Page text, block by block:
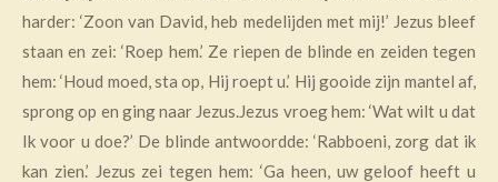
harder: ‘Zoon van David, heb medelijden met mij!’ Jezus bleef
staan en zei: ‘Roep hem.’ Ze riepen de blinde en zeiden tegen
hem: ‘Houd moed, sta op, Hij roept u.’ Hij gooide zijn mantel af,
sprong op en ging naar Jezus.Jezus vroeg hem: ‘Wat wilt u dat
Ik voor u doe?’ De blinde antwoordde: ‘Rabboeni, zorg dat ik
kan zien.’ Jezus zei tegen hem: ‘Ga heen, uw geloof heeft u